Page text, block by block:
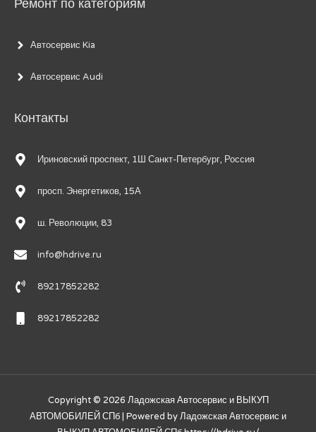
Ремонт по категориям
Автосервис Kia
Автосервис Audi
Контакты
Ириновский проспект, 1Ш Санкт-Петербург, Россия
просп. Энергетиков, 15А
ш. Революции, 83
info@hdrive.ru
89217852282
89217852282
Copyright © 2026 Ладожская Автосервис и ВЫКУП
АВТОМОБИЛЕЙ СПб | Powered byЛадожская Автосервис и